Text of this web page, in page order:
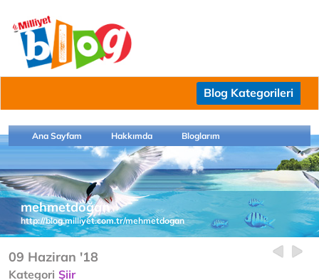
Blog Kategorileri
Ana Sayfam Hakkımda Bloglarım
mehmetdoğan
http://blog.milliyet.com.tr/mehmetdogan
09 Haziran '18
Kategori Şiir